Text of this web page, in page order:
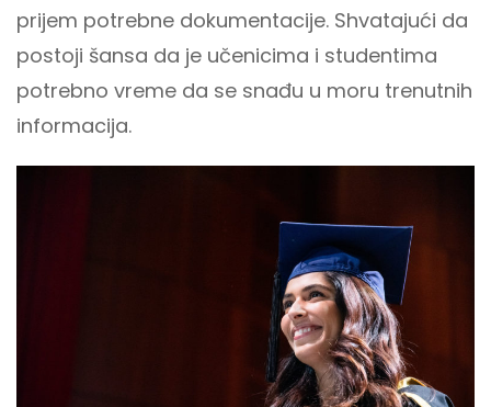
prijem potrebne dokumentacije. Shvatajući da
postoji šansa da je učenicima i studentima
potrebno vreme da se snađu u moru trenutnih
informacija.